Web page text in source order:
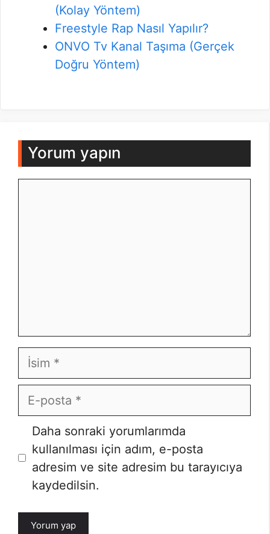
(Kolay Yöntem)
Freestyle Rap Nasıl Yapılır?
ONVO Tv Kanal Taşıma (Gerçek
Doğru Yöntem)
Yorum yapın
İsim
E-
posta
İnternet
sitesi
Daha sonraki yorumlarımda
kullanılması için adım, e-posta
adresim ve site adresim bu tarayıcıya
kaydedilsin.